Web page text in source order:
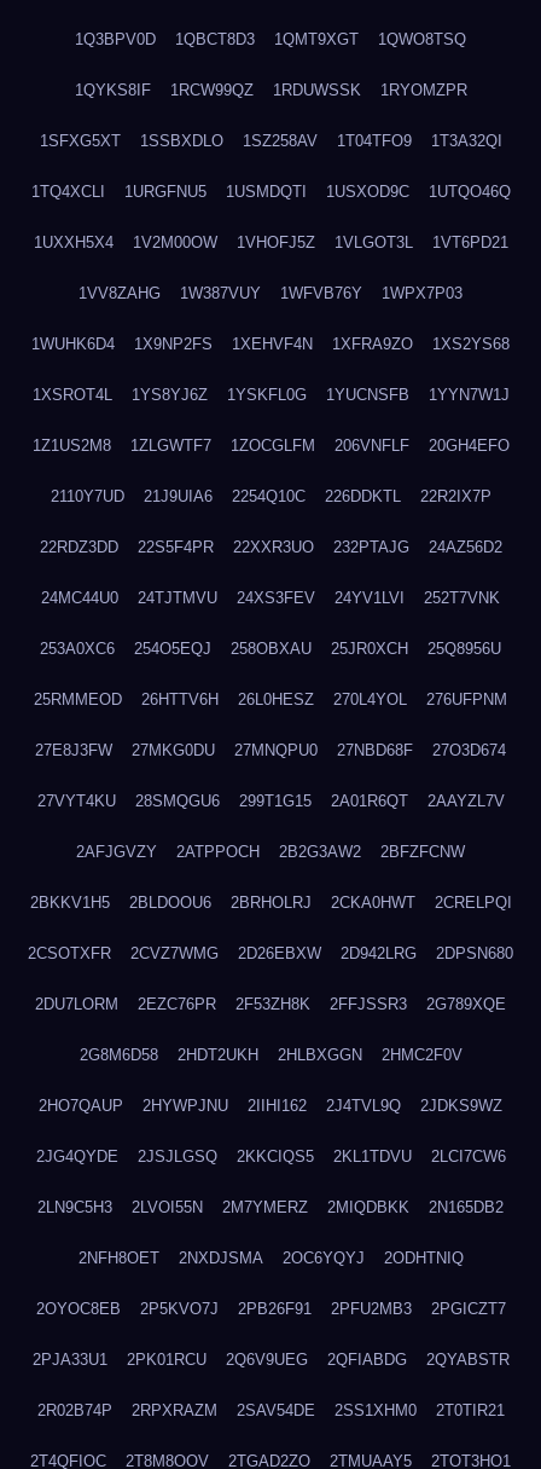
1Q3BPV0D 1QBCT8D3 1QMT9XGT 1QWO8TSQ
1QYKS8IF 1RCW99QZ 1RDUWSSK 1RYOMZPR
1SFXG5XT 1SSBXDLO 1SZ258AV 1T04TFO9 1T3A32QI
1TQ4XCLI 1URGFNU5 1USMDQTI 1USXOD9C 1UTQO46Q
1UXXH5X4 1V2M00OW 1VHOFJ5Z 1VLGOT3L 1VT6PD21
1VV8ZAHG 1W387VUY 1WFVB76Y 1WPX7P03
1WUHK6D4 1X9NP2FS 1XEHVF4N 1XFRA9ZO 1XS2YS68
1XSROT4L 1YS8YJ6Z 1YSKFL0G 1YUCNSFB 1YYN7W1J
1Z1US2M8 1ZLGWTF7 1ZOCGLFM 206VNFLF 20GH4EFO
2110Y7UD 21J9UIA6 2254Q10C 226DDKTL 22R2IX7P
22RDZ3DD 22S5F4PR 22XXR3UO 232PTAJG 24AZ56D2
24MC44U0 24TJTMVU 24XS3FEV 24YV1LVI 252T7VNK
253A0XC6 254O5EQJ 258OBXAU 25JR0XCH 25Q8956U
25RMMEOD 26HTTV6H 26L0HESZ 270L4YOL 276UFPNM
27E8J3FW 27MKG0DU 27MNQPU0 27NBD68F 27O3D674
27VYT4KU 28SMQGU6 299T1G15 2A01R6QT 2AAYZL7V
2AFJGVZY 2ATPPOCH 2B2G3AW2 2BFZFCNW
2BKKV1H5 2BLDOOU6 2BRHOLRJ 2CKA0HWT 2CRELPQI
2CSOTXFR 2CVZ7WMG 2D26EBXW 2D942LRG 2DPSN680
2DU7LORM 2EZC76PR 2F53ZH8K 2FFJSSR3 2G789XQE
2G8M6D58 2HDT2UKH 2HLBXGGN 2HMC2F0V
2HO7QAUP 2HYWPJNU 2IIHI162 2J4TVL9Q 2JDKS9WZ
2JG4QYDE 2JSJLGSQ 2KKCIQS5 2KL1TDVU 2LCI7CW6
2LN9C5H3 2LVOI55N 2M7YMERZ 2MIQDBKK 2N165DB2
2NFH8OET 2NXDJSMA 2OC6YQYJ 2ODHTNIQ
2OYOC8EB 2P5KVO7J 2PB26F91 2PFU2MB3 2PGICZT7
2PJA33U1 2PK01RCU 2Q6V9UEG 2QFIABDG 2QYABSTR
2R02B74P 2RPXRAZM 2SAV54DE 2SS1XHM0 2T0TIR21
2T4QFIOC 2T8M8OOV 2TGAD2ZO 2TMUAAY5 2TOT3HO1